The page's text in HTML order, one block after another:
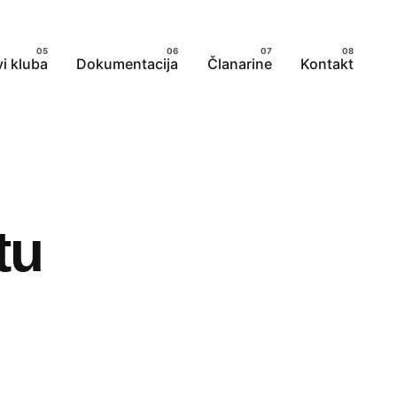
kluba Dokumentacija Članarine Kontakt